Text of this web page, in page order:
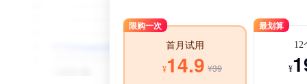
限购一次
首月试用
¥14.9 ¥39
最划算
12
¥